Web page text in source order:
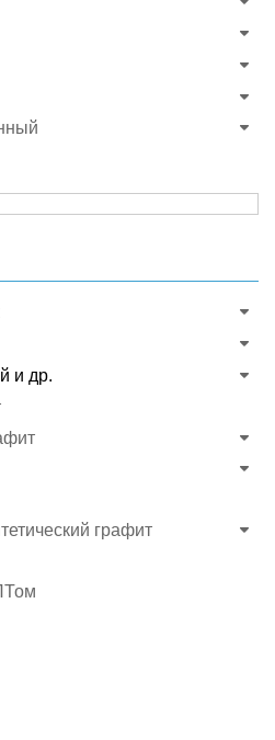
и др.
графит